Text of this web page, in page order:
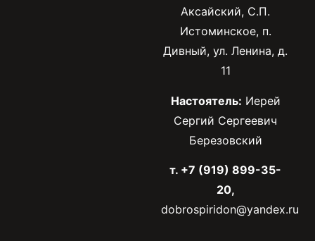
Аксайский, С.П.
Истоминское, п.
Дивный, ул. Ленина, д.
11
Настоятель: Иерей
Сергий Сергеевич
Березовский
т. +7 (919) 899-35-
20,
dobrospiridon@yandex.ru